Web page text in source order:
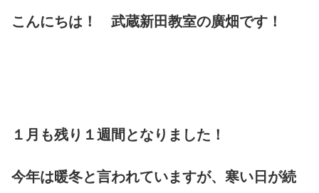
こんにちは！ 武蔵新田教室の廣畑です！
１月も残り１週間となりました！
今年は暖冬と言われていますが、寒い日が続